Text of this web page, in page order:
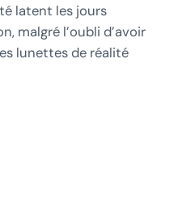
latent les jours
malgré l’oubli d’avoir
lunettes de réalité